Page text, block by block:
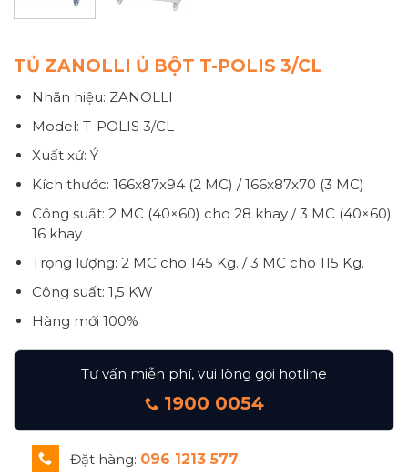
TỦ ZANOLLI Ủ BỘT T-POLIS 3/CL
Nhãn hiệu: ZANOLLI
Model: T-POLIS 3/CL
Xuất xứ: Ý
Kích thước: 166x87x94 (2 MC) / 166x87x70 (3 MC)
Công suất: 2 MC (40×60) cho 28 khay / 3 MC (40×60)
16 khay
Trọng lượng: 2 MC cho 145 Kg. / 3 MC cho 115 Kg.
Công suất: 1,5 KW
Hàng mới 100%
Tư vấn miễn phí, vui lòng gọi hotline
1900 0054
Đặt hàng: 096 1213 577